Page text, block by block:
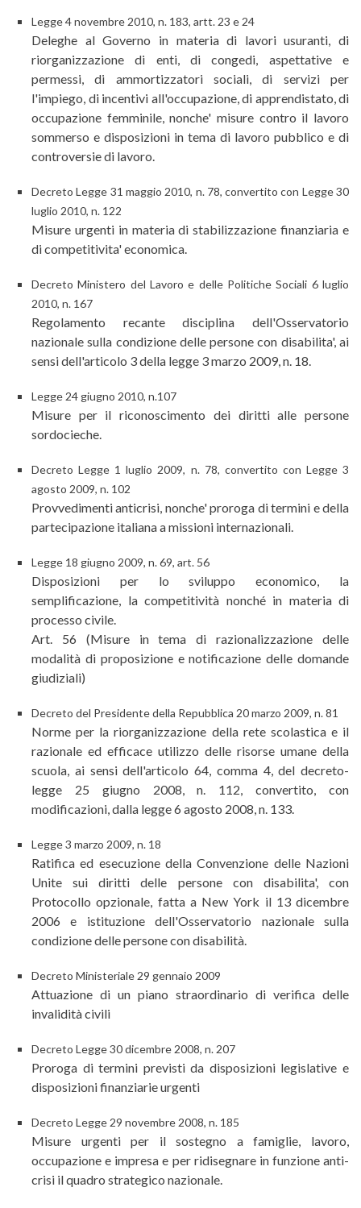
Legge 4 novembre 2010, n. 183, artt. 23 e 24
Deleghe al Governo in materia di lavori usuranti, di
riorganizzazione di enti, di congedi, aspettative e
permessi, di ammortizzatori sociali, di servizi per
l'impiego, di incentivi all'occupazione, di apprendistato, di
occupazione femminile, nonche' misure contro il lavoro
sommerso e disposizioni in tema di lavoro pubblico e di
controversie di lavoro.
Decreto Legge 31 maggio 2010, n. 78, convertito con Legge 30
luglio 2010, n. 122
Misure urgenti in materia di stabilizzazione finanziaria e
di competitivita' economica.
Decreto Ministero del Lavoro e delle Politiche Sociali 6 luglio
2010, n. 167
Regolamento recante disciplina dell'Osservatorio
nazionale sulla condizione delle persone con disabilita', ai
sensi dell'articolo 3 della legge 3 marzo 2009, n. 18.
Legge 24 giugno 2010, n.107
Misure per il riconoscimento dei diritti alle persone
sordocieche.
Decreto Legge 1 luglio 2009, n. 78, convertito con Legge 3
agosto 2009, n. 102
Provvedimenti anticrisi, nonche' proroga di termini e della
partecipazione italiana a missioni internazionali.
Legge 18 giugno 2009, n. 69, art. 56
Disposizioni per lo sviluppo economico, la
semplificazione, la competitività nonché in materia di
processo civile.
Art. 56 (Misure in tema di razionalizzazione delle
modalità di proposizione e notificazione delle domande
giudiziali)
Decreto del Presidente della Repubblica 20 marzo 2009, n. 81
Norme per la riorganizzazione della rete scolastica e il
razionale ed efficace utilizzo delle risorse umane della
scuola, ai sensi dell'articolo 64, comma 4, del decreto-
legge 25 giugno 2008, n. 112, convertito, con
modificazioni, dalla legge 6 agosto 2008, n. 133.
Legge 3 marzo 2009, n. 18
Ratifica ed esecuzione della Convenzione delle Nazioni
Unite sui diritti delle persone con disabilita', con
Protocollo opzionale, fatta a New York il 13 dicembre
2006 e istituzione dell'Osservatorio nazionale sulla
condizione delle persone con disabilità.
Decreto Ministeriale 29 gennaio 2009
Attuazione di un piano straordinario di verifica delle
invalidità civili
Decreto Legge 30 dicembre 2008, n. 207
Proroga di termini previsti da disposizioni legislative e
disposizioni finanziarie urgenti
Decreto Legge 29 novembre 2008, n. 185
Misure urgenti per il sostegno a famiglie, lavoro,
occupazione e impresa e per ridisegnare in funzione anti-
crisi il quadro strategico nazionale.